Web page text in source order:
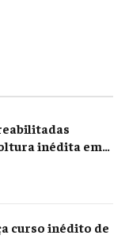
inédita em
curso inédito de